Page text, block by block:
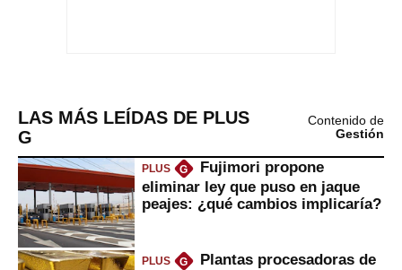
LAS MÁS LEÍDAS DE PLUS
G
Contenido de
Gestión
PLUS G
Fujimori propone
eliminar ley que puso en jaque
peajes: ¿qué cambios implicaría?
PLUS G
Plantas procesadoras de